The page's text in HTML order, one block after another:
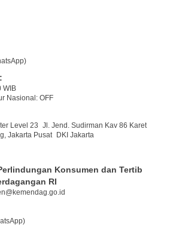
WIB
Nasional: OFF
Level 23 Jl. Jend. Sudirman Kav 86 Karet
Jakarta Pusat DKI Jakarta
Konsumen dan Tertib
RI